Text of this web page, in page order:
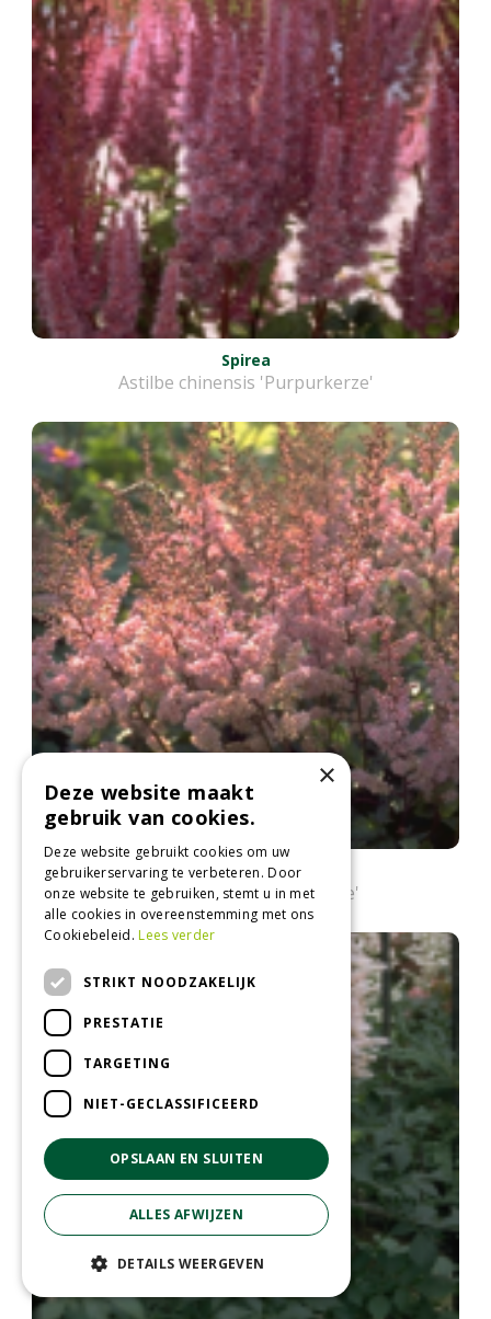
Spirea
Astilbe chinensis 'Purpurkerze'
Spirea
Astilbe chinensis 'Serenade'
×
Deze website maakt
gebruik van cookies.
Deze website gebruikt cookies om uw
gebruikerservaring te verbeteren. Door
onze website te gebruiken, stemt u in met
alle cookies in overeenstemming met ons
Cookiebeleid.Lees verder
STRIKT NOODZAKELIJK
PRESTATIE
TARGETING
NIET-GECLASSIFICEERD
OPSLAAN EN SLUITEN
ALLES AFWIJZEN
DETAILS WEERGEVEN